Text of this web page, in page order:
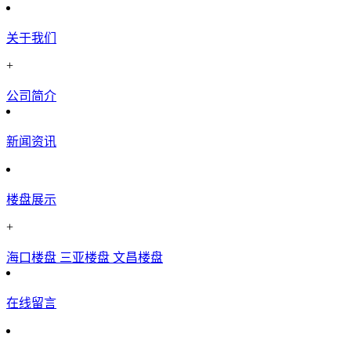
关于我们
+
公司简介
新闻资讯
楼盘展示
+
海口楼盘 三亚楼盘 文昌楼盘
在线留言